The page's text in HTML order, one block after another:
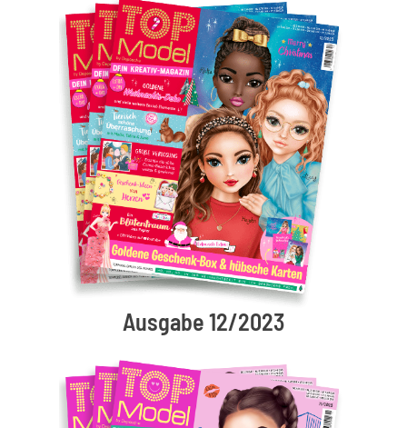
Ausgabe 12/2023